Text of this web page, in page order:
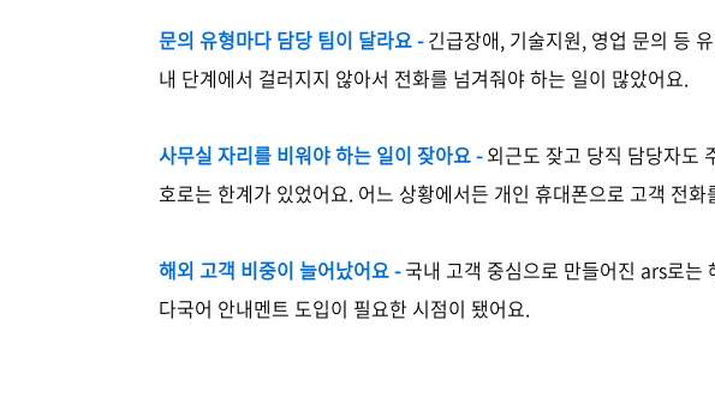
문의 유형마다 담당 팀이 달라요 - 긴급장애, 기술지원, 영업 문의 등
내 단계에서 걸러지지 않아서 전화를 넘겨줘야 하는 일이 많았어요.
사무실 자리를 비워야 하는 일이 잦아요 - 외근도 잦고 당직 담당자도
호로는 한계가 있었어요. 어느 상황에서든 개인 휴대폰으로 고객 전
해외 고객 비중이 늘어났어요 -국내 고객 중심으로 만들어진 ars로는
다국어 안내멘트 도입이 필요한 시점이 됐어요.